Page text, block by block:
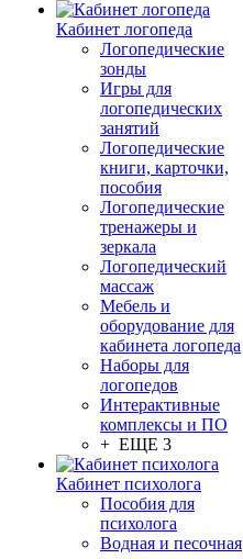
Кабинет логопеда
Логопедические
зонды
Игры для
логопедических
занятий
Логопедические
книги, карточки,
пособия
Логопедические
тренажеры и
зеркала
Логопедический
массаж
Мебель и
оборудование для
кабинета логопеда
Наборы для
логопедов
Интерактивные
комплексы и ПО
+ ЕЩЕ 3
Кабинет психолога
Пособия для
психолога
Водная и песочная